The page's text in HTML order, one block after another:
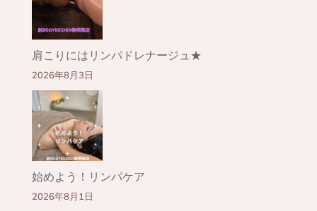
肩こりにはリンパドレナージュ★
2026年8月3日
始めよう！リンパケア
2026年8月1日